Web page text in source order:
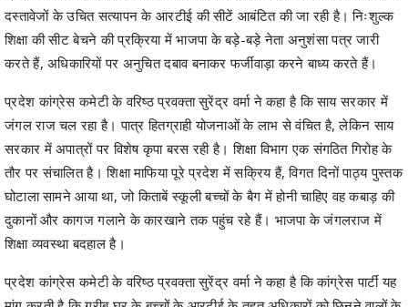
करते हैं, अधिकारियों पर अनुचित दबाव बनाकर फर्जीवाड़ा करने बाध्य करते हैं।
प्रदेश कांग्रेस कमेटी के वरिष्ठ प्रवक्ता सुरेंद्र वर्मा ने कहा है कि साय सरकार में
जंगल राज चल रहा है। पात्र हितग्राही योजनाओं के लाभ से वंचित है, लेकिन साय
सरकार में अपात्रों पर विशेष कृपा बरस रही है। शिक्षा विभाग एक संगठित गिरोह के
तौर पर संचालित है। शिक्षा माफिया पूरे प्रदेश में सक्रिय हैं, विगत दिनों पाठ्य पुस्तक
घोटाला सामने आया था, जो किताबें स्कूली बच्चों के बैग में होनी चाहिए वह कबाड़ की
दुकानों और कागज गलाने के कारखाने तक पहुंच रहे हैं। भाजपा के जंगलराज में
शिक्षा व्यवस्था बदहाल है।
प्रदेश कांग्रेस कमेटी के वरिष्ठ प्रवक्ता सुरेंद्र वर्मा ने कहा है कि कांग्रेस पार्टी यह
मांग करती है कि गरीब घर के बच्चों के आरटीई के तहत अधिकारों को छिनने वालों के
खिलाफ कठोर कार्रवाई हो, आरटीई की तहत आवंटित सीटों की सूची का सोशल
ऑडिट स्थानीय निकाय के सामान्य सभा में किया जाए तथा प्रत्येक पात्र हितग्राही